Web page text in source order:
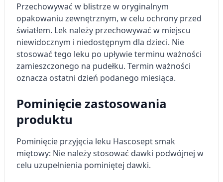
Przechowywać w blistrze w oryginalnym
opakowaniu zewnętrznym, w celu ochrony przed
światłem. Lek należy przechowywać w miejscu
niewidocznym i niedostępnym dla dzieci. Nie
stosować tego leku po upływie terminu ważności
zamieszczonego na pudełku. Termin ważności
oznacza ostatni dzień podanego miesiąca.
Pominięcie zastosowania
produktu
Pominięcie przyjęcia leku Hascosept smak
miętowy: Nie należy stosować dawki podwójnej w
celu uzupełnienia pominiętej dawki.